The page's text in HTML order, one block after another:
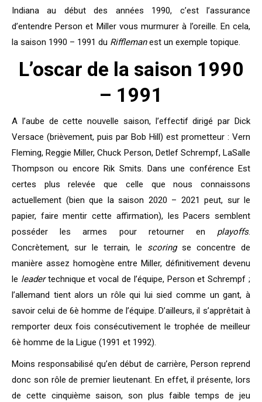
Indiana au début des années 1990, c’est l’assurance
d’entendre Person et Miller vous murmurer à l’oreille. En cela,
la saison 1990 – 1991 du Rifflemanest un exemple topique.
L’oscar de la saison 1990
– 1991
A l’aube de cette nouvelle saison, l’effectif dirigé par Dick
Versace (brièvement, puis par Bob Hill) est prometteur : Vern
Fleming, Reggie Miller, Chuck Person, Detlef Schrempf, LaSalle
Thompson ou encore Rik Smits. Dans une conférence Est
certes plus relevée que celle que nous connaissons
actuellement (bien que la saison 2020 – 2021 peut, sur le
papier, faire mentir cette affirmation), les Pacers semblent
posséder les armes pour retourner en playoffs.
Concrètement, sur le terrain, le scoringse concentre de
manière assez homogène entre Miller, définitivement devenu
le leadertechnique et vocal de l’équipe, Person et Schrempf ;
l’allemand tient alors un rôle qui lui sied comme un gant, à
savoir celui de 6è homme de l’équipe. D’ailleurs, il s’apprêtait à
remporter deux fois consécutivement le trophée de meilleur
6è homme de la Ligue (1991 et 1992).
Moins responsabilisé qu’en début de carrière, Person reprend
donc son rôle de premier lieutenant. En effet, il présente, lors
de cette cinquième saison, son plus faible temps de jeu